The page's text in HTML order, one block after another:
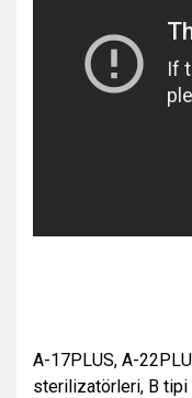
A-17PLUS, A-
sterilizatörleri, B tipi